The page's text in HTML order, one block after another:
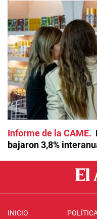
Informe de la CAME
bajaron 3,8%
INICIO